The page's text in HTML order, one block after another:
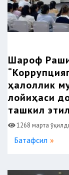
Шароф
ҳалоллик
лойиҳаси
ташкил
1268 марта
Батафсил